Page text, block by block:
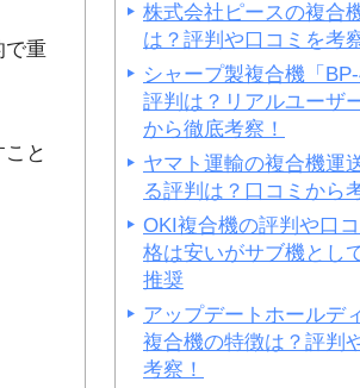
で重
と
株式会社ピースの複合
は？評判や口コミを考
シャープ製複合機「
評判は？リアルユーザ
から徹底考察！
ヤマト運輸の複合機運
る評判は？口コミから
OKI複合機の評判や口
格は安いがサブ機とし
推奨
アップデートホールデ
複合機の特徴は？評判
考察！